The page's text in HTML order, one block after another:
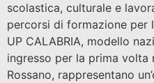
scolastica, culturale e
percorsi di formazione per
UP CALABRIA, modello
ingresso per la prima volta
Rossano, rappresentano